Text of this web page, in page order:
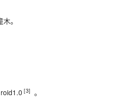
。
[3] 。